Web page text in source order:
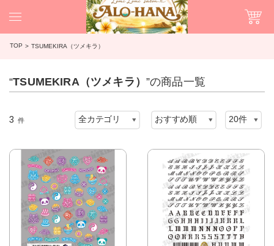
TOP TSUMEKIRA（ツメキラ）
“TSUMEKIRA（ツメキラ） ”の商品一覧
3 件